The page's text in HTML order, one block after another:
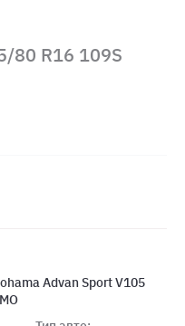
80 R16 109S
Advan Sport V105